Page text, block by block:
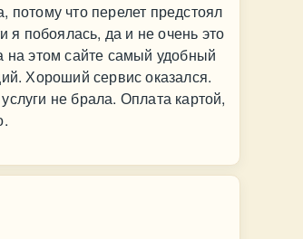
потому что перелет предстоял
я побоялась, да и не очень это
этом сайте самый удобный
Хороший сервис оказался.
не брала. Оплата картой,